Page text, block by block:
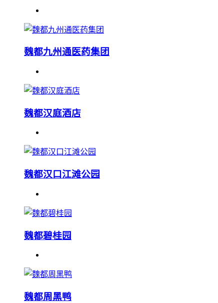
魏都九州通医药集团
魏都汉庭酒店
魏都汉口江滩公园
魏都碧桂园
魏都周黑鸭